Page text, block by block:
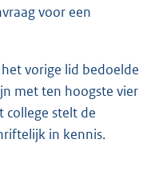
voor een
vorige lid bedoelde
met ten hoogste vier
college stelt de
in kennis.